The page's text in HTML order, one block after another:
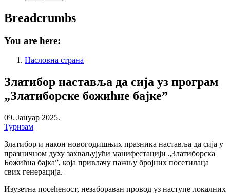
Breadcrumbs
You are here:
Насловна страна
Златибор наставља да сија уз програм
„Златиборске божићне бајке”
09. Јануар 2025.
Туризам
Златибор и након новогодишњих празника наставља да сија у
празничном духу захваљујући манифестацији „Златиборска
Божићна бајка”, која привлачу пажњу бројних посетилаца
свих генерација.
Изузетна посећеност, незабораван провод уз наступе локалних